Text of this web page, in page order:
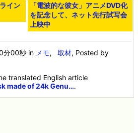
イン
「電波的な彼女」アニメDVD化
を記念して、ネット先行試写会
上映中
分00秒 in メモ,取材, Posted by
translated English article
made of 24k Genu….